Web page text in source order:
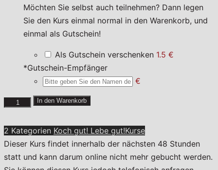
Möchten Sie selbst auch teilnehmen? Dann legen
Sie den Kurs einmal normal in den Warenkorb, und
einmal als Gutschein!
Als Gutschein verschenken 1.5 €
*Gutschein-Empfänger
€
Low
Menge
In den Warenkorb
2 Kategorien Koch gut! Lebe gut!Kurse
Dieser Kurs findet innerhalb der nächsten 48 Stunden
statt und kann darum online nicht mehr gebucht werden.